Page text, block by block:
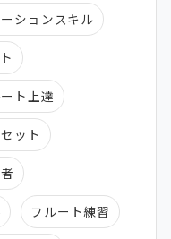
ションスキル
ト上達
ット
フルート練習